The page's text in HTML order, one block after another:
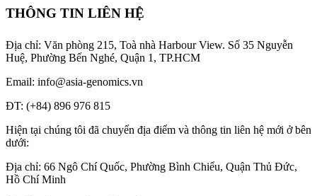
THÔNG TIN LIÊN HỆ
Địa chỉ: Văn phòng 215, Toà nhà Harbour View. Số 35 Nguyễn
Huệ, Phường Bến Nghé, Quận 1, TP.HCM
Email: info@asia-genomics.vn
ĐT: (+84) 896 976 815
Hiện tại chúng tôi đã chuyển địa điểm và thông tin liên hệ mới ở bên
dưới:
Địa chỉ: 66 Ngô Chí Quốc, Phường Bình Chiểu, Quận Thủ Đức,
Hồ Chí Minh